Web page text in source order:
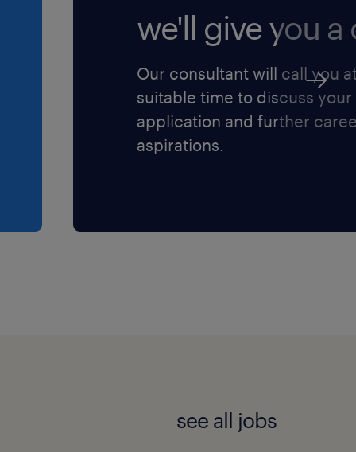
we'll give you a
Our consultant will call you
suitable time to discuss your
application and further
aspirations.
see all jobs